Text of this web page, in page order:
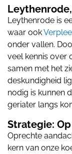
Leythenrode is
waar ook
onder vallen.
veel kennis over
samen met het
deskundigheid
nodig is kunnen
geriater langs
Strategie:
Oprechte
kern van onze